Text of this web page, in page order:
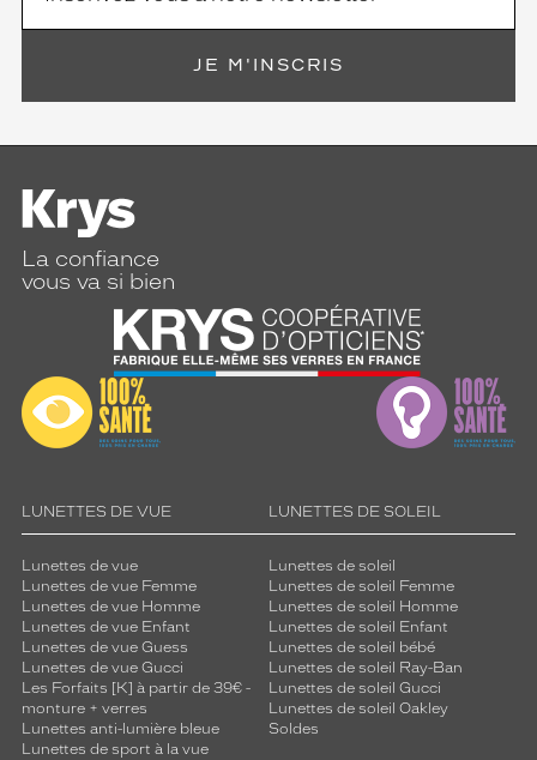
JE M'INSCRIS
La confiance
vous va si bien
LUNETTES DE VUE
Lunettes de vue
Lunettes de vue Femme
Lunettes de vue Homme
Lunettes de vue Enfant
Lunettes de vue Guess
Lunettes de vue Gucci
Les Forfaits [K] à partir de 39€ -
monture + verres
Lunettes anti-lumière bleue
Lunettes de sport à la vue
LUNETTES DE SOLEIL
Lunettes de soleil
Lunettes de soleil Femme
Lunettes de soleil Homme
Lunettes de soleil Enfant
Lunettes de soleil bébé
Lunettes de soleil Ray-Ban
Lunettes de soleil Gucci
Lunettes de soleil Oakley
Soldes